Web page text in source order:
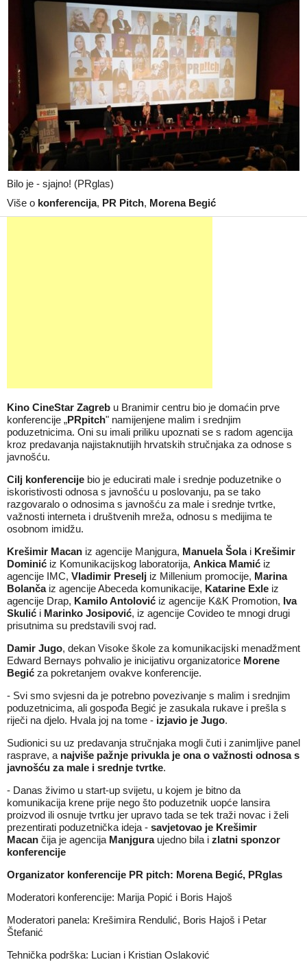
Bilo je - sjajno! (PRglas)
Više o konferencija, PR Pitch, Morena Begić
Kino CineStar Zagreb u Branimir centru bio je domaćin prve
konferencije „PRpitch" namijenjene malim i srednjim
poduzetnicima. Oni su imali priliku upoznati se s radom agencija
kroz predavanja najistaknutijih hrvatskih stručnjaka za odnose s
javnošću.
Cilj konferencije bio je educirati male i srednje poduzetnike o
iskoristivosti odnosa s javnošću u poslovanju, pa se tako
razgovaralo o odnosima s javnošću za male i srednje tvrtke,
važnosti interneta i društvenih mreža, odnosu s medijima te
osobnom imidžu.
Krešimir Macan iz agencije Manjgura, Manuela Šolai Krešimir
Dominić iz Komunikacijskog laboratorija, Ankica Mamić iz
agencije IMC, Vladimir Preselj iz Millenium promocije, Marina
Bolančaiz agencije Abeceda komunikacije, Katarine Exle iz
agencije Drap, Kamilo Antolović iz agencije K&K Promotion, Iva
Skulić i Marinko Josipović, iz agencije Covideo te mnogi drugi
prisutnima su predstavili svoj rad.
Damir Jugo, dekan Visoke škole za komunikacijski menadžment
Edward Bernays pohvalio je inicijativu organizatorice Morene
Begić za pokretanjem ovakve konferencije.
- Svi smo svjesni da je potrebno povezivanje s malim i srednjim
poduzetnicima, ali gospođa Begić je zasukala rukave i prešla s
riječi na djelo. Hvala joj na tome - izjavio je Jugo.
Sudionici su uz predavanja stručnjaka mogli čuti i zanimljive panel
rasprave, a najviše pažnje privukla je ona o važnosti odnosa s
javnošću za male i srednje tvrtke.
- Danas živimo u start-up svijetu, u kojem je bitno da
komunikacija krene prije nego što poduzetnik uopće lansira
proizvod ili osnuje tvrtku jer upravo tada se tek traži novac i želi
prezentirati poduzetnička ideja - savjetovao je Krešimir
Macan čija je agencija Manjguraujedno bila i zlatni sponzor
konferencije
Organizator konferencije PR pitch: Morena Begić, PRglas
Moderatori konferencije: Marija Popić i Boris Hajoš
Moderatori panela: Krešimira Rendulić, Boris Hajoš i Petar
Štefanić
Tehnička podrška: Lucian i Kristian Oslaković